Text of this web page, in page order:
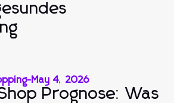
-May 4, 2026
Prognose: Was